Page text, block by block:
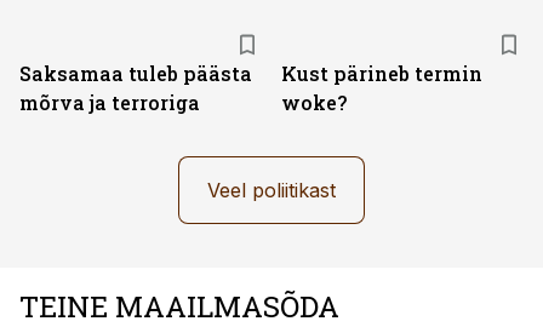
Saksamaa tuleb päästa
mõrva ja terroriga
Kust pärineb termin
woke?
Veel poliitikast
TEINE MAAILMASÕDA